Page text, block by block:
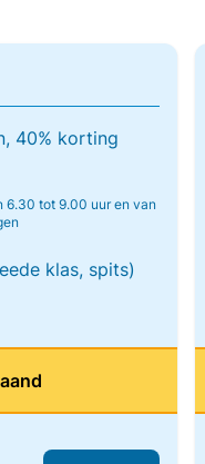
40% korting
6.30 tot 9.00 uur en van
klas, spits)